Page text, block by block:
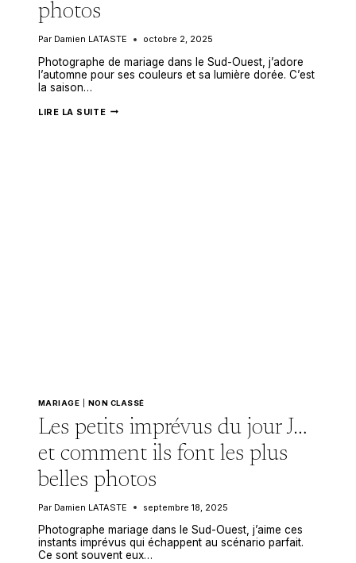
photos
Par Damien LATASTE octobre 2, 2025
Photographe de mariage dans le Sud-Ouest, j’adore
l’automne pour ses couleurs et sa lumière dorée. C’est
la saison…
LIRE LA SUITEMARIAGE
D’AUTOMNE
MARIAGE NON CLASSÉ
Les petits imprévus du jour J…
et comment ils font les plus
belles photos
Par Damien LATASTE septembre 18, 2025
Photographe mariage dans le Sud-Ouest, j’aime ces
instants imprévus qui échappent au scénario parfait.
Ce sont souvent eux…